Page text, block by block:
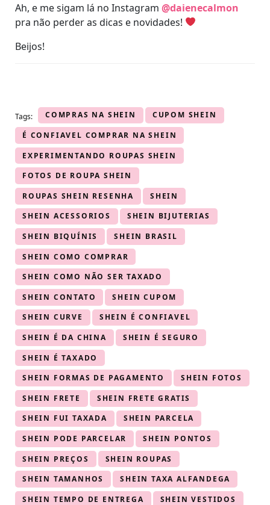
Ah, e me sigam lá no Instagram @daienecalmon
pra não perder as dicas e novidades!
Beijos!
Tags: COMPRAS NA SHEIN
CUPOM SHEIN
É CONFIAVEL COMPRAR NA SHEIN
EXPERIMENTANDO ROUPAS SHEIN
FOTOS DE ROUPA SHEIN
ROUPAS SHEIN RESENHA
SHEIN
SHEIN ACESSORIOS
SHEIN BIJUTERIAS
SHEIN BIQUÍNIS
SHEIN BRASIL
SHEIN COMO COMPRAR
SHEIN COMO NÃO SER TAXADO
SHEIN CONTATO
SHEIN CUPOM
SHEIN CURVE
SHEIN É CONFIAVEL
SHEIN É DA CHINA
SHEIN É SEGURO
SHEIN É TAXADO
SHEIN FORMAS DE PAGAMENTO
SHEIN FOTOS
SHEIN FRETE
SHEIN FRETE GRATIS
SHEIN FUI TAXADA
SHEIN PARCELA
SHEIN PODE PARCELAR
SHEIN PONTOS
SHEIN PREÇOS
SHEIN ROUPAS
SHEIN TAMANHOS
SHEIN TAXA ALFANDEGA
SHEIN TEMPO DE ENTREGA
SHEIN VESTIDOS